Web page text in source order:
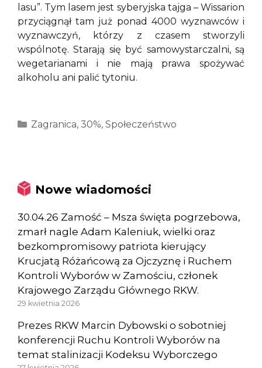
lasu”. Tym lasem jest syberyjska tajga – Wissarion
przyciągnął tam już ponad 4000 wyznawców i
wyznawczyń, którzy z czasem stworzyli
wspólnotę. Starają się być samowystarczalni, są
wegetarianami i nie mają prawa spożywać
alkoholu ani palić tytoniu.
Kategorie
Zagranica, 30%, Społeczeństwo
Nowe wiadomości
30.04.26 Zamość – Msza święta pogrzebowa,
zmarł nagle Adam Kaleniuk, wielki oraz
bezkompromisowy patriota kierujący
Krucjatą Różańcową za Ojczyznę i Ruchem
Kontroli Wyborów w Zamościu, członek
Krajowego Zarządu Głównego RKW.
29 kwietnia 2026
Prezes RKW Marcin Dybowski o sobotniej
konferencji Ruchu Kontroli Wyborów na
temat stalinizacji Kodeksu Wyborczego